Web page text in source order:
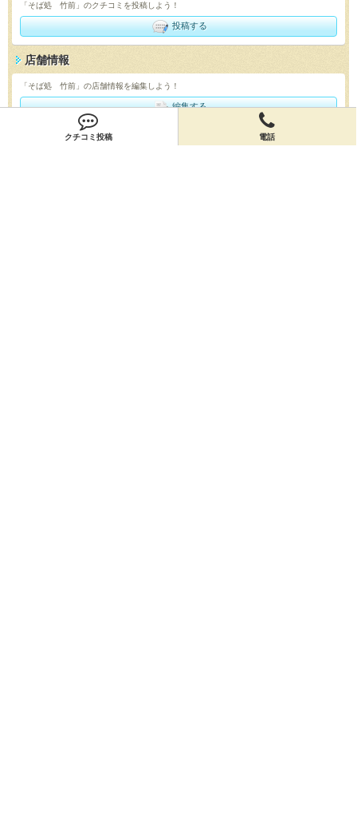
クチコミ投稿 電話
「そば処 竹前」のクチコミを投稿しよう！
投稿する
店舗情報
「そば処 竹前」の店舗情報を編集しよう！
編集する